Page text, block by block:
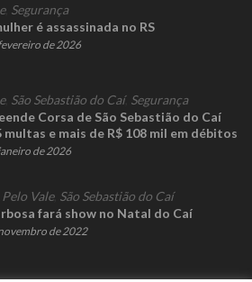
, Segurança
é assassinada no RS
de 2026
, São Sebastião do Caí, Segurança
Corsa de São Sebastião do Caí
multas e mais de R$ 108 mil em débitos
de 2026
Pelo Vale, São Sebastião do Caí
fará show no Natal do Caí
de 2022